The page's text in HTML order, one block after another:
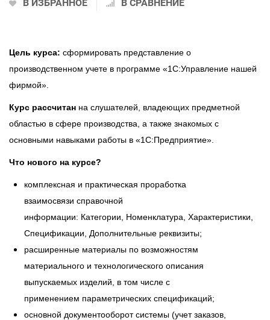
В ИЗБРАННОЕ В СРАВНЕНИЕ
Цель курса: сформировать представление о
производственном учете в программе «1С:Управление нашей
фирмой».
Курс рассчитан на слушателей, владеющих предметной
областью в сфере производства, а также знакомых с
основными навыками работы в «1С:Предприятие».
Что нового на курсе?
комплексная и практическая проработка
взаимосвязи справочной
информации: Категории, Номенклатура, Характеристики,
Спецификации, Дополнительные реквизиты;
расширенные материалы по возможностям
материального и технологического описания
выпускаемых изделий, в том числе с
применением параметрических спецификаций;
основной документооборот системы (учет заказов,